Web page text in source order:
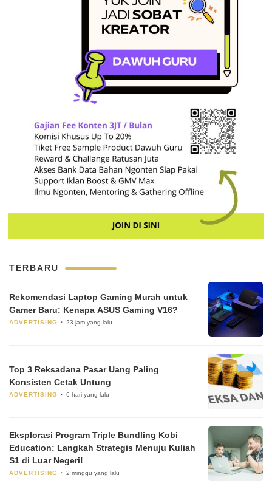
TERBARU
Rekomendasi Laptop Gaming Murah untuk
Gamer Baru: Kenapa ASUS Gaming V16?
ADVERTISING 23 jam yang lalu
Top 3 Reksadana Pasar Uang Paling
Konsisten Cetak Untung
ADVERTISING 6 hari yang lalu
Eksplorasi Program Triple Bundling Kobi
Education: Langkah Strategis Menuju Kuliah
S1 di Luar Negeri!
ADVERTISING 2 minggu yang lalu